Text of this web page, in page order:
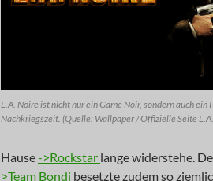
L.A. Noire ist nicht nur ein Game Noir, sondern auch ein
Nachkriegszeit. (Quelle: Wallpaper / Offizielle Seite
Hause->Rockstar lange widerstehe.
>Team Bondi besetzte zudem so